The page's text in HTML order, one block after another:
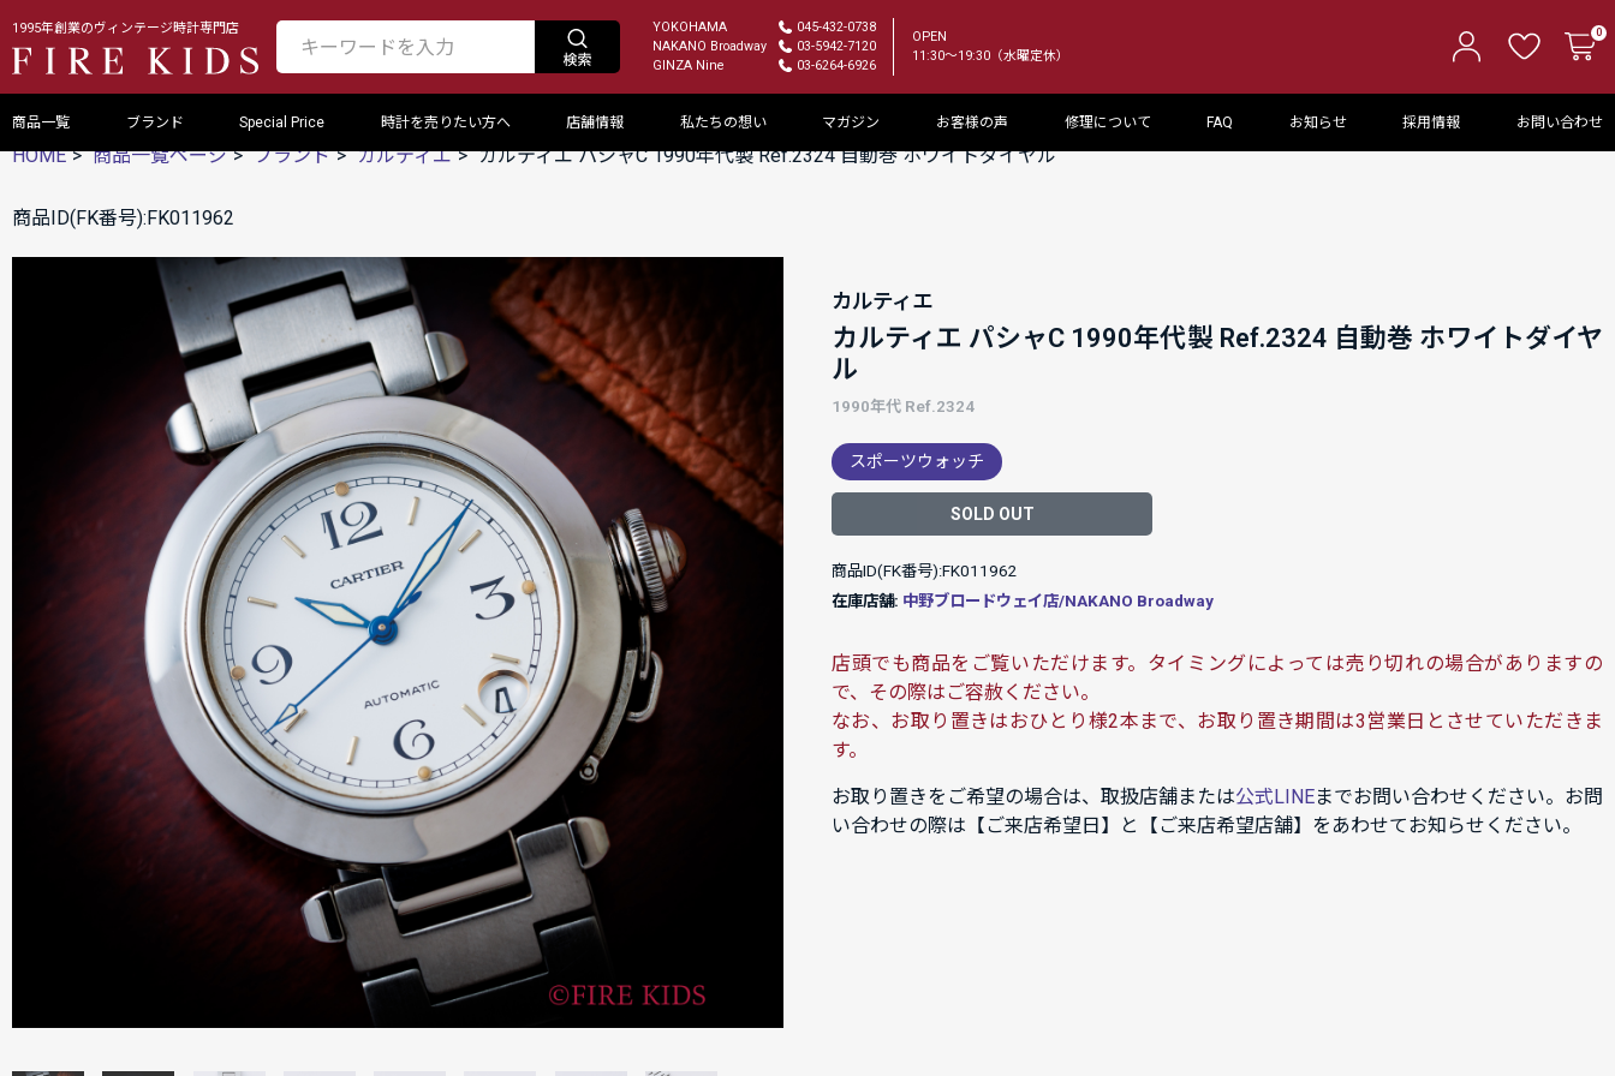
1995年創業のヴィンテージ時計専門店 YOKOHAMA
045-432-0738
NAKANO Broadway
03-5942-7120
GINZA Nine
03-6264-6926
OPEN
11:30～19:30（水曜定休）
0
商品一覧 ブランド Special Price 時計を売りたい方へ 店舗情報 私たちの想い マガジン お客様の声 修理について FAQ お知らせ 採用情報 お問い合わせ
HOME 商品一覧ページ ブランド カルティエ カルティエ パシャC 1990年代製 Ref.2324 自動巻 ホワイトダイヤル
商品ID(FK番号):FK011962
カルティエ
カルティエ パシャC 1990年代製 Ref.2324 自動巻 ホワイトダイヤ
ル
1990年代 Ref.2324
スポーツウォッチ
SOLD OUT
商品ID(FK番号):FK011962
在庫店舗: 中野ブロードウェイ店/NAKANO Broadway
店頭でも商品をご覧いただけます。タイミングによっては売り切れの場合がありますの
で、その際はご容赦ください。
なお、お取り置きはおひとり様2本まで、お取り置き期間は3営業日とさせていただきま
す。
お取り置きをご希望の場合は、取扱店舗または公式LINEまでお問い合わせください。お問
い合わせの際は【ご来店希望日】と【ご来店希望店舗】をあわせてお知らせください。